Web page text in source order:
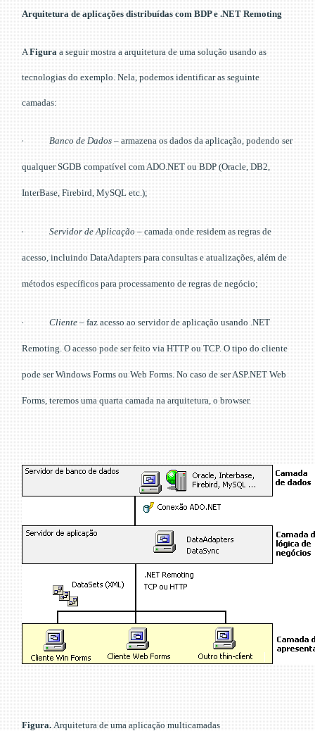
Arquitetura de aplicações distribuídas com BDP e .NET Remoting
A Figura a seguir mostra a arquitetura de uma solução usando as
tecnologias do exemplo. Nela, podemos identificar as seguinte
camadas:
· Banco de Dados – armazena os dados da aplicação, podendo ser
qualquer SGDB compatível com ADO.NET ou BDP (Oracle, DB2,
InterBase, Firebird, MySQL etc.);
· Servidor de Aplicação – camada onde residem as regras de
acesso, incluindo DataAdapters para consultas e atualizações, além de
métodos específicos para processamento de regras de negócio;
· Cliente– faz acesso ao servidor de aplicação usando .NET
Remoting. O acesso pode ser feito via HTTP ou TCP. O tipo do cliente
pode ser Windows Forms ou Web Forms. No caso de ser ASP.NET Web
Forms, teremos uma quarta camada na arquitetura, o browser.
Figura. Arquitetura de uma aplicação multicamadas